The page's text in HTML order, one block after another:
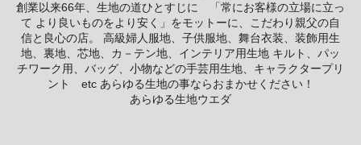
創業以来66年、生地の道ひとすじに 「常にお客様の立場に立っ
て より良いものをより安く」をモットーに、こだわり親父の自
信と良心の店。 高級婦人服地、子供服地、舞台衣装、装飾用生
地、裏地、芯地、カ－テン地、インテリア用生地 キルト、パッ
チワーク用、バッグ、小物などの手芸用生地、キャラクタープリ
ント etc あらゆる生地の事ならおまかせください！
あらゆる生地ウエダ